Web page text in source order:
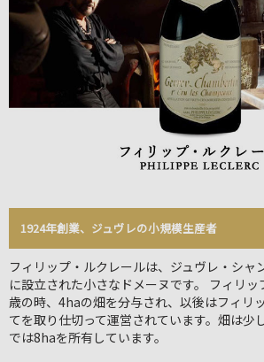
1924年創業、ジュヴレの小規模生産者
フィリップ・ルクレールは、ジュヴレ・シャ
に設立された小さなドメーヌです。 フィリ
歳の時、4haの畑を分与され、以後はフィリ
てを取り仕切って運営されています。畑は少
では8haを所有しています。